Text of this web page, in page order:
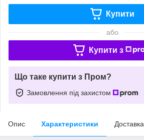
Купити
або
Купити з
Що таке купити з Пром?
Замовлення під захистом
Опис Характеристики Доставка